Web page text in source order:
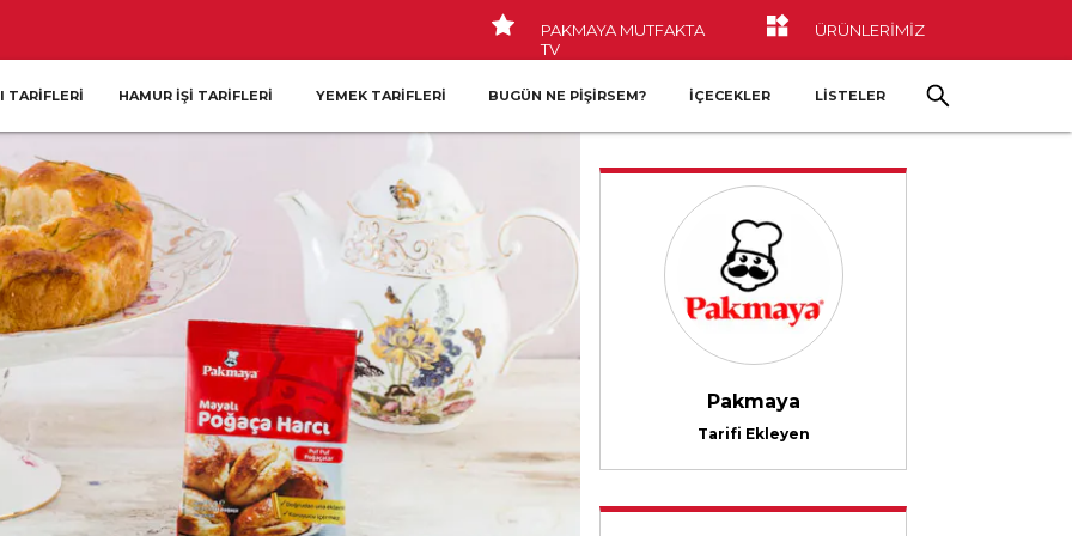
PAKMAYA MUTFAKTA
TV
ÜRÜNLERİMİZ
TARIFLERI HAMUR İŞI TARIFLERI YEMEK TARIFLERI BUGÜN NE PIŞIRSEM? İÇECEKLER LİSTELER
Pakmaya
Tarifi Ekleyen